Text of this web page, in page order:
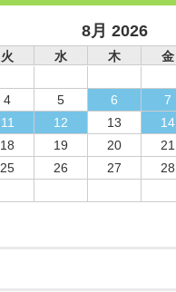
8月 2026
火 水 木 金
4 5 6 7
11 12 13 14
18 19 20 21
25 26 27 28